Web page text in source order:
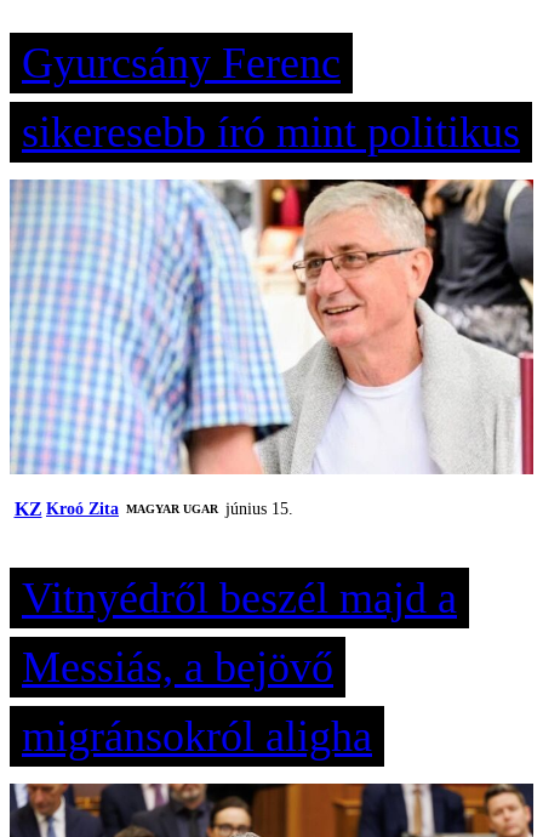
Gyurcsány Ferenc
sikeresebb író mint politikus
KZ Kroó Zita MAGYAR UGAR június 15.
Vitnyédről beszél majd a
Messiás, a bejövő
migránsokról aligha